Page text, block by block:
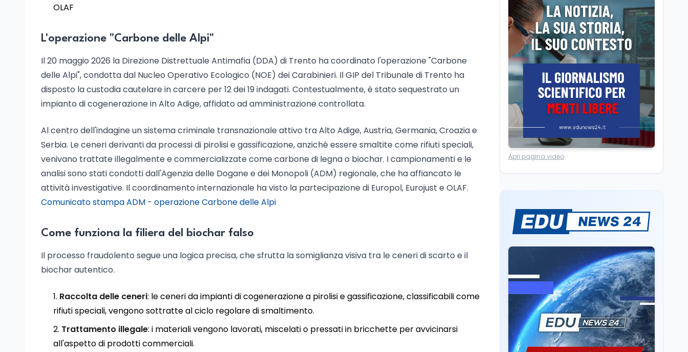
OLAF
L'operazione "Carbone delle Alpi"
Il 20 maggio 2026 la Direzione Distrettuale Antimafia (DDA) di Trento ha coordinato l'operazione "Carbone
delle Alpi", condotta dal Nucleo Operativo Ecologico (NOE) dei Carabinieri. Il GIP del Tribunale di Trento ha
disposto la custodia cautelare in carcere per 12 dei 19 indagati. Contestualmente, è stato sequestrato un
impianto di cogenerazione in Alto Adige, affidato ad amministrazione controllata.
Al centro dell'indagine un sistema criminale transnazionale attivo tra Alto Adige, Austria, Germania, Croazia e
Serbia. Le ceneri derivanti da processi di pirolisi e gassificazione, anziché essere smaltite come rifiuti speciali,
venivano trattate illegalmente e commercializzate come carbone di legna o biochar. I campionamenti e le
analisi sono stati condotti dall'Agenzia delle Dogane e dei Monopoli (ADM) regionale, che ha affiancato le
attività investigative. Il coordinamento internazionale ha visto la partecipazione di Europol, Eurojust e OLAF.
Comunicato stampa ADM - operazione Carbone delle Alpi
Come funziona la filiera del biochar falso
Il processo fraudolento segue una logica precisa, che sfrutta la somiglianza visiva tra le ceneri di scarto e il
biochar autentico.
Raccolta delle ceneri: le ceneri da impianti di cogenerazione a pirolisi e gassificazione, classificabili come
rifiuti speciali, vengono sottratte al ciclo regolare di smaltimento.
Trattamento illegale: i materiali vengono lavorati, miscelati o pressati in bricchette per avvicinarsi
all'aspetto di prodotti commerciali.
Lavoro7 ago
Fondo perduto: cosa
significa davvero?
Ricerca6 ago
Un secolo di Warburg: il
farmaco anti-tumore
Lavoro
Passaggio
Chiusura ex Ilva, 3.803 in
cassa e 250 milioni
pubblici bruciati
Scuola7 ago
Erasmus+ verso 40
miliardi, in Italia pesa il
piano da 420 milioni
Lavoro7 ago
Fondo perduto: cosa
significa davvero?
Apri pagina video